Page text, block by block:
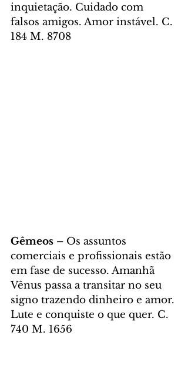
inquietação. Cuidado com
falsos amigos. Amor instável. C.
184 M. 8708
Gêmeos – Os assuntos
comerciais e profissionais estão
em fase de sucesso. Amanhã
Vênus passa a transitar no seu
signo trazendo dinheiro e amor.
Lute e conquiste o que quer. C.
740 M. 1656